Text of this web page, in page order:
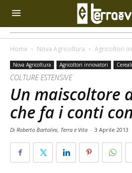
Home Nova Agricoltura Agricoltori
Nova Agricoltura Agricoltori innovatori
COLTURE ESTENSIVE
Un maiscoltore
che fa i conti
Di Roberto Bartolini, Terra e Vita - 3 Aprile 2013